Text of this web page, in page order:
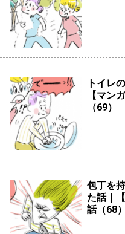
トイレ
【マン
（69）
包丁を
た話｜
話（68）